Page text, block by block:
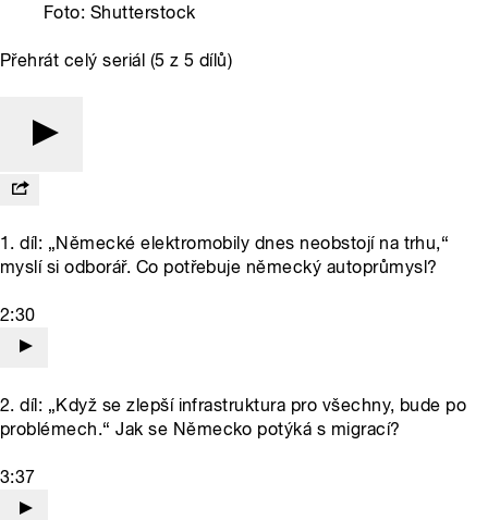
Foto: Shutterstock
Přehrát celý seriál (5 z 5 dílů)
1. díl: „Německé elektromobily dnes neobstojí na trhu,“
myslí si odborář. Co potřebuje německý autoprůmysl?
2:30
2. díl: „Když se zlepší infrastruktura pro všechny, bude po
problémech.“ Jak se Německo potýká s migrací?
3:37